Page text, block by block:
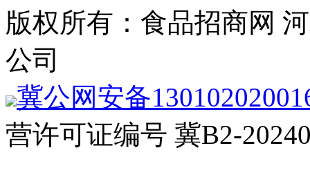
版权所有：食品招商网
公司
冀公网安备
营许可证编号 冀B2-